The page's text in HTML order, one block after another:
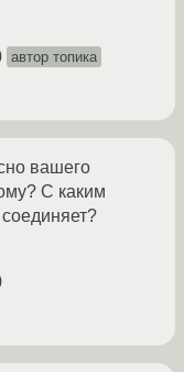
автор топика
вашего
С каким